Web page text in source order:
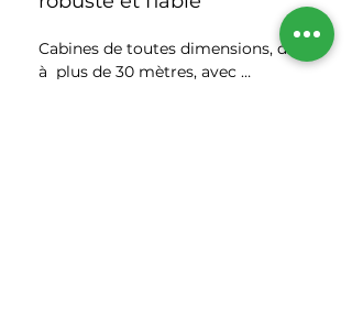
Cabines de toutes dimensions, de 3
à  plus de 30 mètres, avec